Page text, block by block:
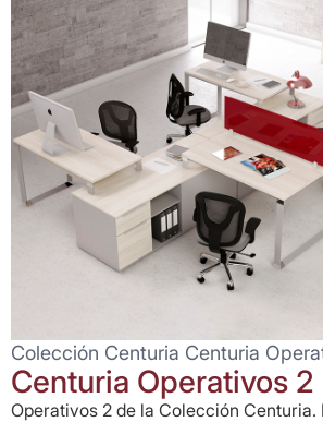
Colección Centuria Centuria
Centuria Operativos 2
Operativos 2 de la Colección